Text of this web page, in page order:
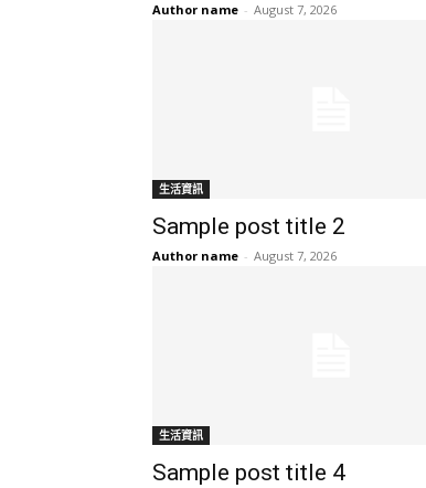
Author name - August 7, 2026
生活資訊
Sample post title 2
Author name - August 7, 2026
生活資訊
Sample post title 4